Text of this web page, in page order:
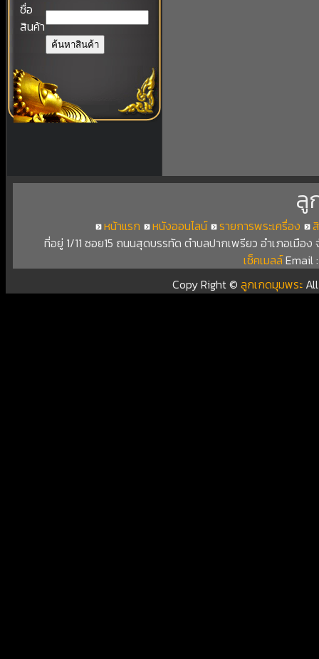
ชื่อ
สินค้า
ลู
หน้าแรก หนังออนไลน์ รายการพระเครื่อง
ที่อยู่ 1/11 ซอย15 ถนนสุดบรรทัด ตำบลปากเพรียว อำเภอเมือ
เช็คเมลล์Email
Copy Right ©ลูกเกดมุมพระ